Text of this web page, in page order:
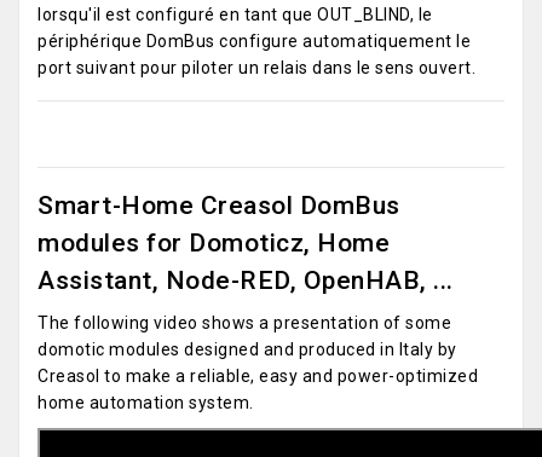
lorsqu'il est configuré en tant que OUT_BLIND, le
périphérique DomBus configure automatiquement le
port suivant pour piloter un relais dans le sens ouvert.
Smart-Home Creasol DomBus
modules for Domoticz, Home
Assistant, Node-RED, OpenHAB, ...
The following video shows a presentation of some
domotic modules designed and produced in Italy by
Creasol to make a reliable, easy and power-optimized
home automation system.